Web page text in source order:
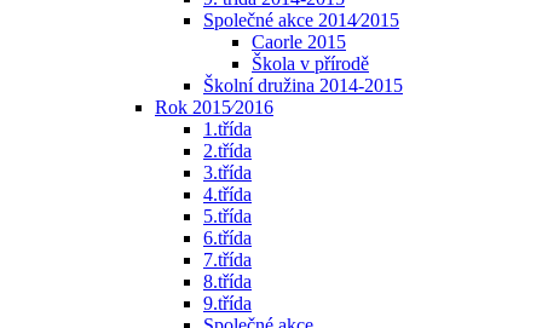
Společné akce 2014⁄2015
Caorle 2015
Škola v přírodě
Školní družina 2014-2015
Rok 2015⁄2016
1.třída
2.třída
3.třída
4.třída
5.třída
6.třída
7.třída
8.třída
9.třída